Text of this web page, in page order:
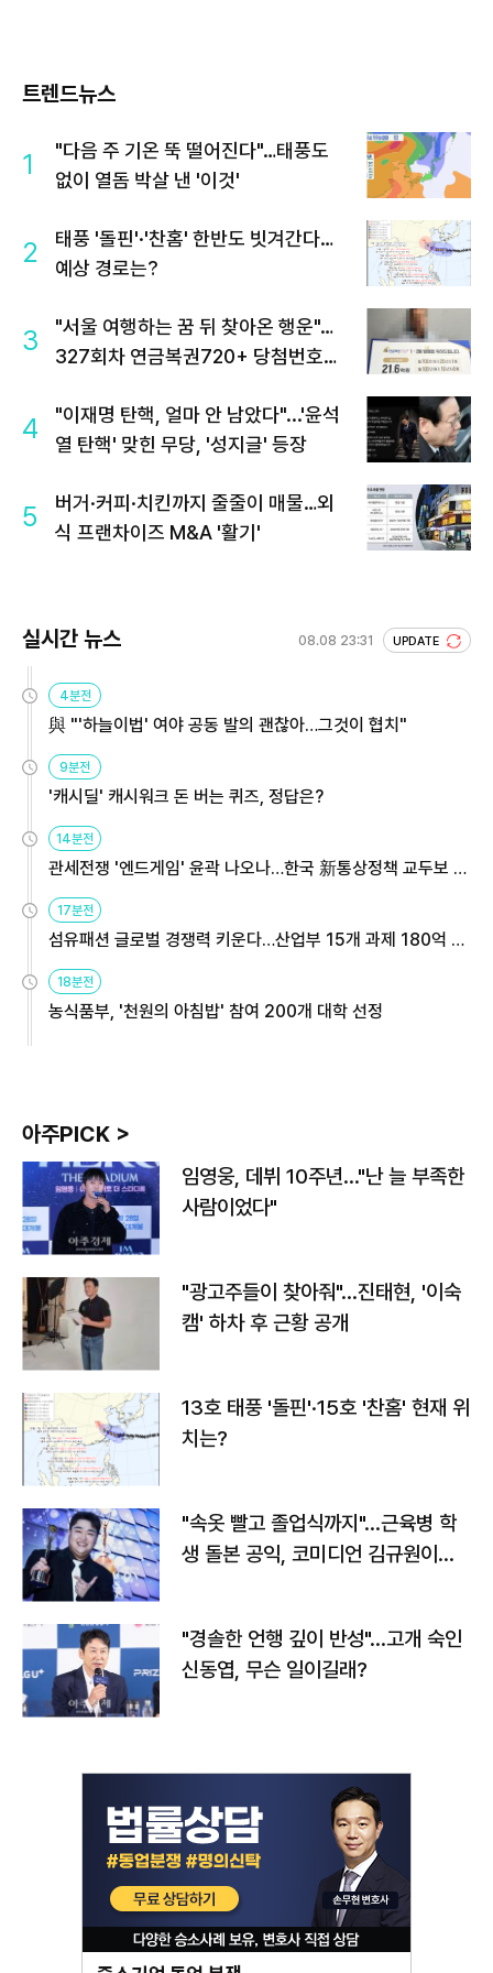
트렌드뉴스
1
"다음 주 기온 뚝 떨어진다"…태풍도
없이 열돔 박살 낸 '이것'
2
태풍 '돌핀'·'찬홈' 한반도 빗겨간다…
예상 경로는?
3
"서울 여행하는 꿈 뒤 찾아온 행운"…
327회차 연금복권720+ 당첨번호조
4
"이재명 탄핵, 얼마 안 남았다"...'윤석
열 탄핵' 맞힌 무당, '성지글' 등장
5
버거·커피·치킨까지 줄줄이 매물…외
식 프랜차이즈 M&A '활기'
실시간 뉴스 08.08 23:31 UPDATE
4분전
與 "'하늘이법' 여야 공동 발의 괜찮아…그것이 협치"
9분전
'캐시딜' 캐시워크 돈 버는 퀴즈, 정답은?
14분전
관세전쟁 '엔드게임' 윤곽 나오나…한국 新통상정책 교두보 활
용해야
17분전
섬유패션 글로벌 경쟁력 키운다…산업부 15개 과제 180억 지
원
18분전
농식품부, '천원의 아침밥' 참여 200개 대학 선정
아주PICK >
임영웅, 데뷔 10주년…"난 늘 부족한
사람이었다"
"광고주들이 찾아줘"…진태현, '이숙
캠' 하차 후 근황 공개
13호 태풍 '돌핀'·15호 '찬홈' 현재 위
치는?
"속옷 빨고 졸업식까지"…근육병 학
생 돌본 공익, 코미디언 김규원이었
"경솔한 언행 깊이 반성"…고개 숙인
신동엽, 무슨 일이길래?